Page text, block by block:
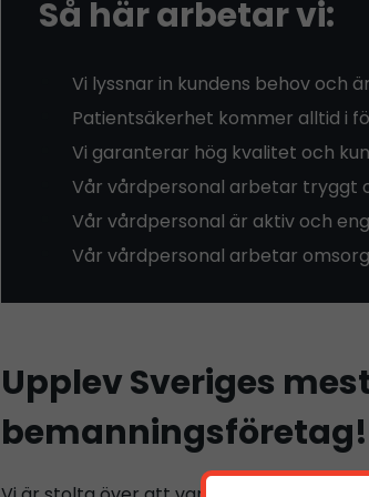
Så här arbetar vi:
Vi lyssnar in kundens behov och
Patientsäkerhet kommer alltid i
Vi garanterar hög kvalitet och
Vår vårdpersonal arbetar tryggt
Vår vårdpersonal är aktiv och
Vår vårdpersonal arbetar
Upplev Sveriges
bemanningsföretag!